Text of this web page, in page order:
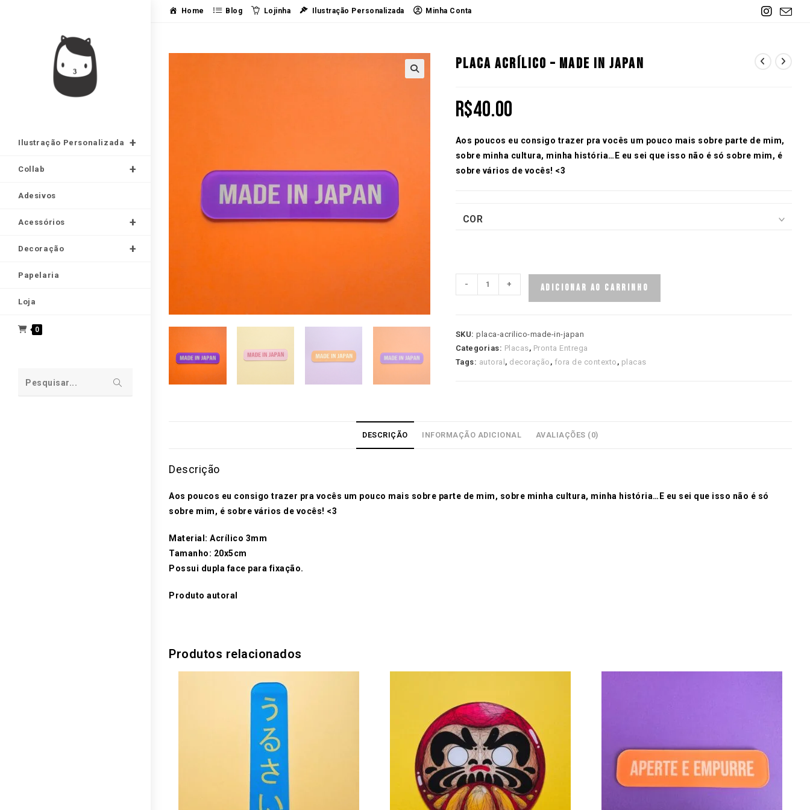
conteúdo
Home Blog Lojinha Ilustração Personalizada Minha Conta
Ilustração Personalizada
Collab
Adesivos
Acessórios
Decoração
Papelaria
Loja
0
Pesquisar...
pesquisa
Placa Acrílico – Made in Japan
R$40.00
Aos poucos eu consigo trazer pra vocês um pouco mais sobre parte de mim,
sobre minha cultura, minha história…E eu sei que isso não é só sobre mim, é
sobre vários de vocês! <3
COR
Acrílico
Japan
- + ADICIONAR AO CARRINHO
SKU:placa-acrilico-made-in-japan
Categorias: Placas, Pronta Entrega
Tags: autoral , decoração , fora de contexto , placas
DESCRIÇÃO INFORMAÇÃO ADICIONAL AVALIAÇÕES (0)
Descrição
Aos poucos eu consigo trazer pra vocês um pouco mais sobre parte de mim, sobre minha cultura, minha história…E eu sei que isso não é só
sobre mim, é sobre vários de vocês! <3
Material: Acrílico 3mm
Tamanho: 20x5cm
Possui dupla face para fixação.
Produto autoral
Produtos relacionados